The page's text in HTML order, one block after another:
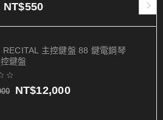
NT$550
RECITAL 主控鍵盤 88 鍵電鋼琴
鍵盤
NT$12,000